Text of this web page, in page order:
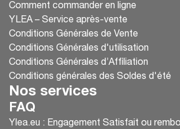
Comment commander en ligne
YLEA – Service après-vente
Conditions Générales de Vente
Conditions Générales d'utilisation
Conditions Générales d’Affiliation
Conditions générales des Soldes d'été
Nos services
FAQ
Ylea.eu : Engagement Satisfait ou